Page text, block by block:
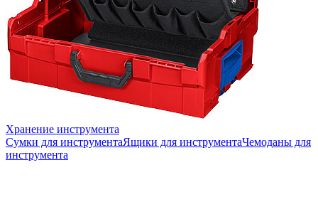
Хранение инструмента
Сумки для инструментаЯщики для инструментаЧемоданы для
инструмента